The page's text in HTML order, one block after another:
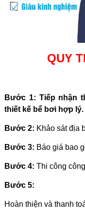
QUY
Bước 1: Tiếp nhận
thiết kế bể bơi hợp lý.
Bước 2: Khảo sát địa
Bước 3: Báo giá bao
Bước 4: Thi công
Bước 5:
Hoàn thiện và thanh